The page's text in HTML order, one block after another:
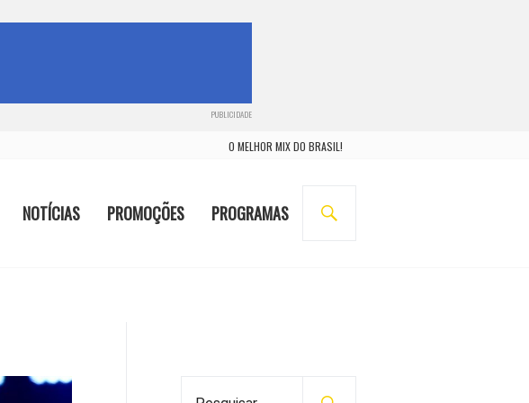
PUBLICIDADE
O MELHOR MIX DO BRASIL!
NOTÍCIAS PROMOÇÕES PROGRAMAS